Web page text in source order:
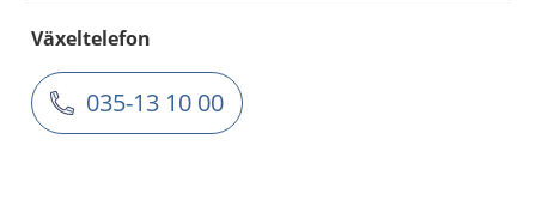
Växeltelefon
035-13 10 00